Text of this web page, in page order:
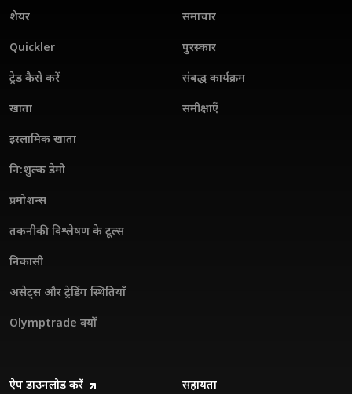
शेयर
Quickler
ट्रेड कैसे करें
खाता
इस्लामिक खाता
नि:शुल्क डेमो
प्रमोशन्स
तकनीकी विश्लेषण के टूल्स
निकासी
असेट्स और ट्रेडिंग स्थितियाँ
Olymptrade क्यों
समाचार
पुरस्कार
संबद्ध कार्यक्रम
समीक्षाएँ
ऐप डाउनलोड करें सहायता